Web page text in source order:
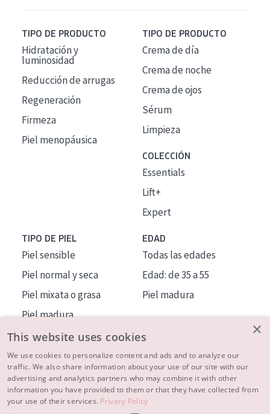
TIPO DE PRODUCTO
Hidratación y
luminosidad
Reducción de arrugas
Regeneración
Firmeza
Piel menopáusica
TIPO DE PRODUCTO
Crema de día
Crema de noche
Crema de ojos
Sérum
Limpieza
COLECCIÓN
Essentials
Lift+
Expert
TIPO DE PIEL
Piel sensible
Piel normal y seca
Piel mixata o grasa
Piel madura
Piel expuesta al sol
Piel menopáusica
EDAD
Todas las edades
Edad: de 35 a 55
Piel madura
MÁS SOBRE NOSOTROS
INSPIRACIÓN
×
This website uses cookies
We use cookies to personalize content and ads and to analyze our
traffic. We also share information about your use of our site with our
advertising and analytics partners who may combine it with other
information you have provided to them or that they have collected from
your use of their services. Privacy Policy